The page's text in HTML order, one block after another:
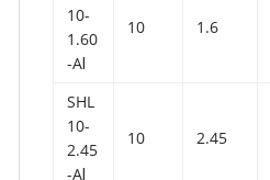
10-
1.60
-AⅠ
10 1.6
SHL
10-
2.45
-AⅠ
10 2.45